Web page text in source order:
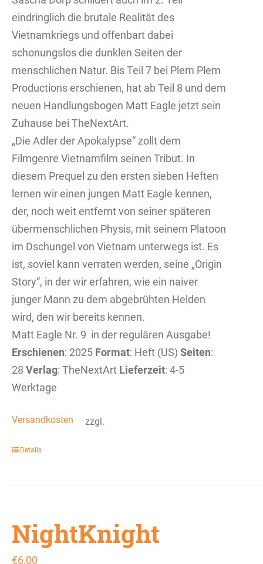
eindringlich die brutale Realität des
Vietnamkriegs und offenbart dabei
schonungslos die dunklen Seiten der
menschlichen Natur. Bis Teil 7 bei Plem Plem
Productions erschienen, hat ab Teil 8 und dem
neuen Handlungsbogen Matt Eagle jetzt sein
Zuhause bei TheNextArt.
„Die Adler der Apokalypse“ zollt dem
Filmgenre Vietnamfilm seinen Tribut. In
diesem Prequel zu den ersten sieben Heften
lernen wir einen jungen Matt Eagle kennen,
der, noch weit entfernt von seiner späteren
übermenschlichen Physis, mit seinem Platoon
im Dschungel von Vietnam unterwegs ist. Es
ist, soviel kann verraten werden, seine „Origin
Story“, in der wir erfahren, wie ein naiver
junger Mann zu dem abgebrühten Helden
wird, den wir bereits kennen.
Matt Eagle Nr. 9 in der regulären Ausgabe!
Erschienen: 2025 Format: Heft (US) Seiten:
28 Verlag: TheNextArt Lieferzeit: 4-5
Werktage
zzgl.
Versandkosten
Details
NightKnight
€6,00